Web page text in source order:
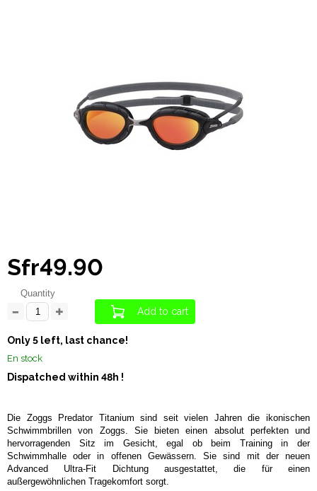
Sfr49.90
Quantity
Add to cart
Only 5 left, last chance!
En stock
Dispatched within 48h !
Die Zoggs Predator Titanium sind seit vielen Jahren die ikonischen
Schwimmbrillen von Zoggs. Sie bieten einen absolut perfekten und
hervorragenden Sitz im Gesicht, egal ob beim Training in der
Schwimmhalle oder in offenen Gewässern. Sie sind mit der neuen
Advanced Ultra-Fit Dichtung ausgestattet, die für einen
außergewöhnlichen Tragekomfort sorgt.